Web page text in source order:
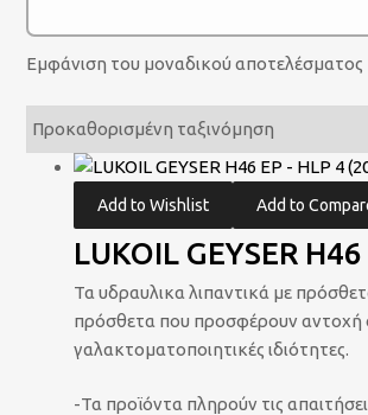
Εμφάνιση του μοναδικού αποτελέσματος
Add to Wishlist Add to
LUKOIL GEYSER
Τα υδραυλικα λιπαντικά με
πρόσθετα που προσφέρουν αντοχή
γαλακτοματοποιητικές ιδιότητες.
-Τα προϊόντα πληρούν τις